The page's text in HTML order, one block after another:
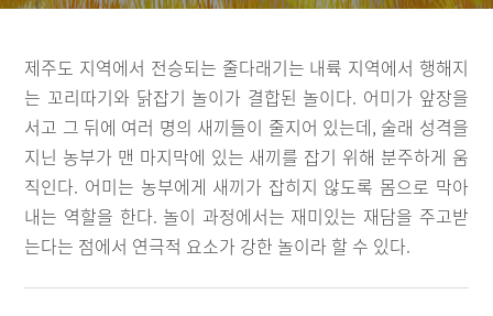
제주도 지역에서 전승되는 줄다래기는 내륙 지역에서 행해지
는 꼬리따기와 닭잡기 놀이가 결합된 놀이다. 어미가 앞장을
서고 그 뒤에 여러 명의 새끼들이 줄지어 있는데, 술래 성격을
지닌 농부가 맨 마지막에 있는 새끼를 잡기 위해 분주하게 움
직인다. 어미는 농부에게 새끼가 잡히지 않도록 몸으로 막아
내는 역할을 한다. 놀이 과정에서는 재미있는 재담을 주고받
는다는 점에서 연극적 요소가 강한 놀이라 할 수 있다.